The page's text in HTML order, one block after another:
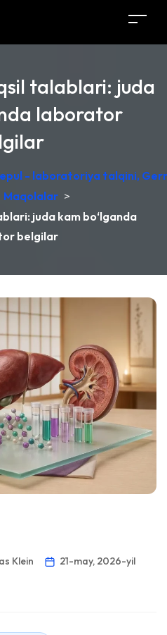
talablari: juda
laborator
- laboratoriya talqini,
Maqolalar >
juda kam bo‘lganda
belgilar
Klein
21-may, 2026-yil